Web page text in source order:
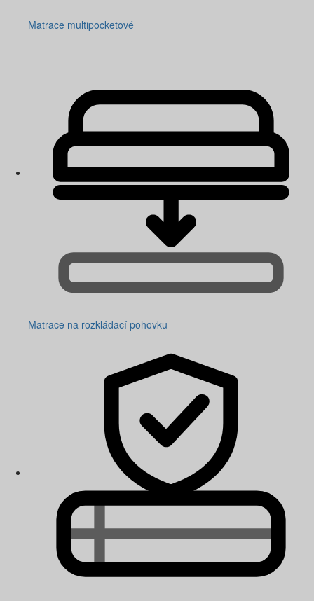
Matrace multipocketové
Matrace na rozkládací pohovku